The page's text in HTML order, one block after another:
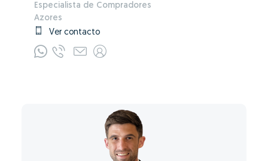
Especialista de Compradores
Azores
Ver contacto